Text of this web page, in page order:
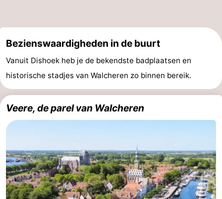
Bezienswaardigheden in de buurt
Vanuit Dishoek heb je de bekendste badplaatsen en
historische stadjes van Walcheren zo binnen bereik.
Veere, de parel van Walcheren